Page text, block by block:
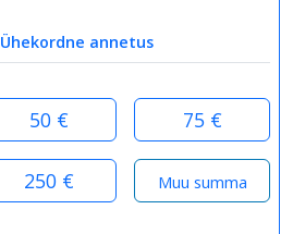
Ühekordne annetus
50 € 75 €
250 €